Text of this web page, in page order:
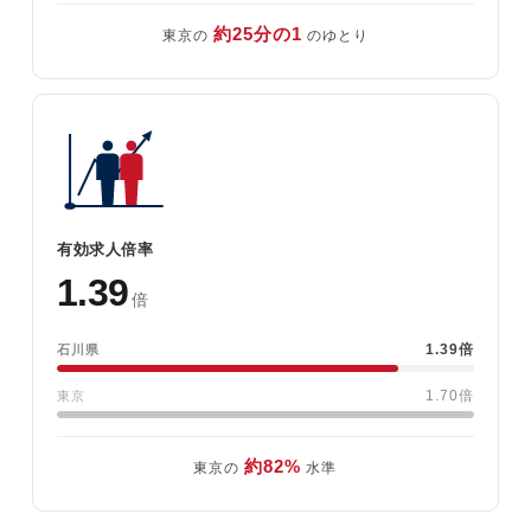
東京の 約25分の1 のゆとり
有効求人倍率
1.39 倍
石川県 1.39倍
東京 1.70倍
東京の約82% 水準